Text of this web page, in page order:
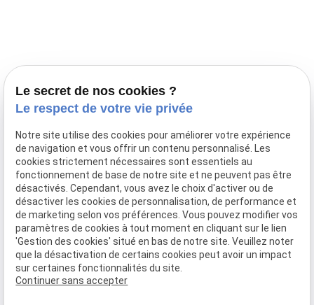
03 28 68 82 00
06 80 84 45 90
Adresse
10, chemin de Cassel
59470 BOLLEZEELE
Horaires
09:00 - 17:00
Lundi - Samedi
Le secret de nos cookies ?
Le respect de votre vie privée
Notre site utilise des cookies pour améliorer votre expérience
de navigation et vous offrir un contenu personnalisé. Les
cookies strictement nécessaires sont essentiels au
fonctionnement de base de notre site et ne peuvent pas être
désactivés. Cependant, vous avez le choix d'activer ou de
désactiver les cookies de personnalisation, de performance et
de marketing selon vos préférences. Vous pouvez modifier vos
paramètres de cookies à tout moment en cliquant sur le lien
'Gestion des cookies' situé en bas de notre site. Veuillez noter
que la désactivation de certains cookies peut avoir un impact
sur certaines fonctionnalités du site.
Continuer sans accepter